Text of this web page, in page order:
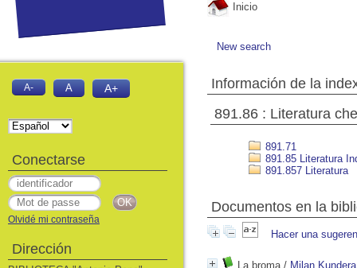
Inicio
New search
Información de la
891.86 : Literatura
891.71
891.85 Literatura
891.857 Literatura
Documentos en la
Hacer una
La broma/ Milan Kundera
A- A A+
Conectarse
Olvidé mi contraseña
Dirección